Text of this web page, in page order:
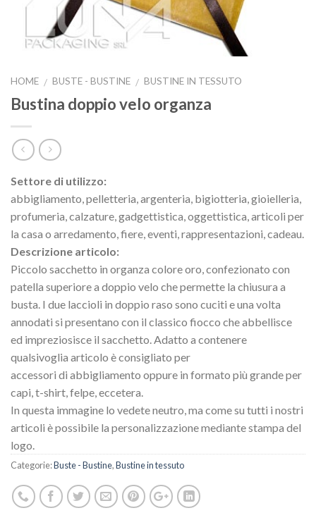
HOME / BUSTE - BUSTINE / BUSTINE IN TESSUTO
Bustina doppio velo organza
Settore di utilizzo:
abbigliamento, pelletteria, argenteria, bigiotteria, gioielleria,
profumeria, calzature, gadgettistica, oggettistica, articoli per
la casa o arredamento, fiere, eventi, rappresentazioni, cadeau.
Descrizione articolo:
Piccolo sacchetto in organza colore oro, confezionato con
patella superiore a doppio velo che permette la chiusura a
busta. I due laccioli in doppio raso sono cuciti e una volta
annodati si presentano con il classico fiocco che abbellisce
ed impreziosisce il sacchetto. Adatto a contenere
qualsivoglia articolo è consigliato per
accessori di abbigliamento oppure in formato più grande per
capi, t-shirt, felpe, eccetera.
In questa immagine lo vedete neutro, ma come su tutti i nostri
articoli è possibile la personalizzazione mediante stampa del
logo.
Categorie:Buste - Bustine,Bustine in tessuto